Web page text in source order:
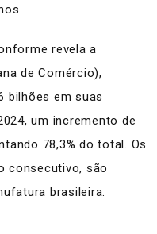
revela a
de Comércio),
bilhões em suas
um incremento de
78,3% do total. Os
consecutivo, são
brasileira.